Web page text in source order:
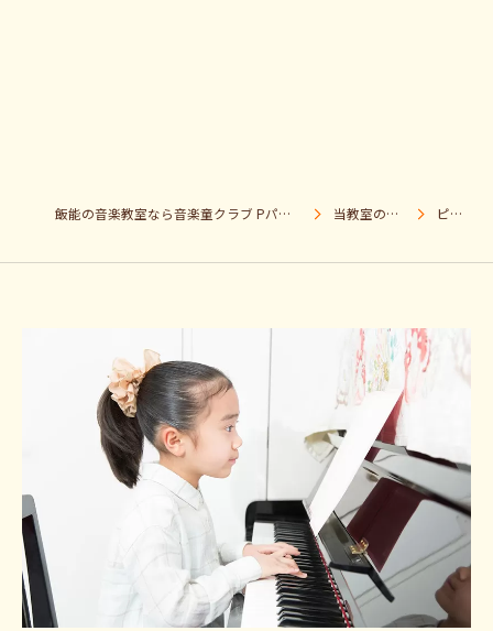
飯能の音楽教室なら音楽童クラブ Pパラダイス 当教室の特徴 ピアノ